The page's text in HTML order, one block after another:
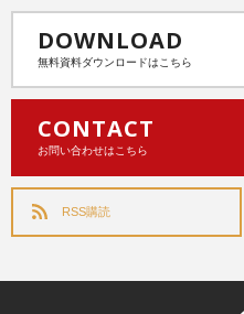
DOWNLOAD
無料資料ダウンロードはこちら
CONTACT
お問い合わせはこちら
RSS購読